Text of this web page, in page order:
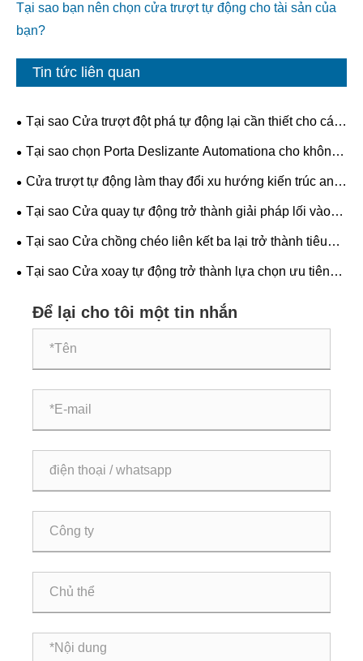
Tại sao bạn nên chọn cửa trượt tự động cho tài sản của
bạn?
Tin tức liên quan
Tại sao Cửa trượt đột phá tự động lại cần thiết cho các
tòa nhà hiện đại?
Tại sao chọn Porta Deslizante Automationa cho không
gian hiện đại?
Cửa trượt tự động làm thay đổi xu hướng kiến ​​trúc an
toàn, hiệu quả và tương lai như thế nào?
Tại sao Cửa quay tự động trở thành giải pháp lối vào
ưa thích cho các tòa nhà thương mại?
Tại sao Cửa chồng chéo liên kết ba lại trở thành tiêu
chuẩn tương lai cho an toàn và hiệu quả công nghiệp?
Tại sao Cửa xoay tự động trở thành lựa chọn ưu tiên
Để lại cho tôi một tin nhắn